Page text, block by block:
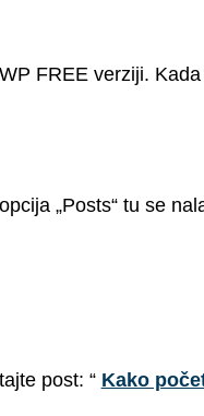
FREE verziji.
„Posts“ tu se
post: “ Kako